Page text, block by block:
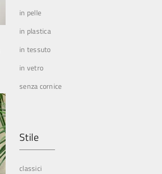
in pelle
in plastica
in tessuto
in vetro
senza cornice
Stile
classici